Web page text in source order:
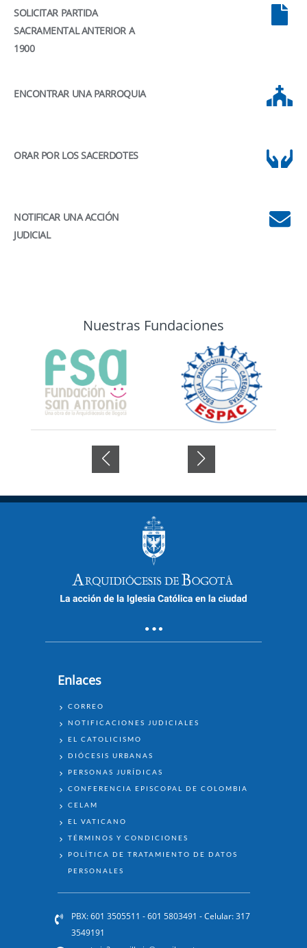
SOLICITAR PARTIDA
SACRAMENTAL ANTERIOR A
1900
ENCONTRAR UNA PARROQUIA
ORAR POR LOS SACERDOTES
NOTIFICAR UNA ACCIÓN
JUDICIAL
Nuestras Fundaciones
Enlaces
ENLACES
CORREO
NOTIFICACIONES JUDICIALES
EL CATOLICISMO
DIÓCESIS URBANAS
PERSONAS JURÍDICAS
CONFERENCIA EPISCOPAL DE COLOMBIA
CELAM
EL VATICANO
TÉRMINOS Y CONDICIONES
POLÍTICA DE TRATAMIENTO DE DATOS
PERSONALES
PBX: 601 3505511 - 601 5803491 - Celular: 317
3549191